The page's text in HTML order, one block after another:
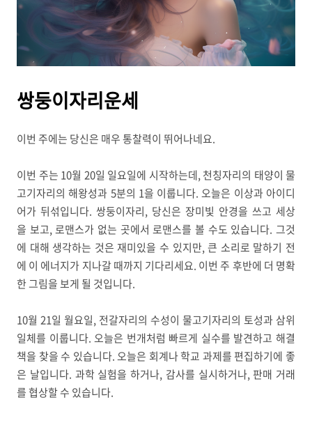
쌍둥이자리운세
이번 주에는 당신은 매우 통찰력이 뛰어나네요.
이번 주는 10월 20일 일요일에 시작하는데, 천칭자리의 태양이 물
고기자리의 해왕성과 5분의 1을 이룹니다. 오늘은 이상과 아이디
어가 뒤섞입니다. 쌍둥이자리, 당신은 장미빛 안경을 쓰고 세상
을 보고, 로맨스가 없는 곳에서 로맨스를 볼 수도 있습니다. 그것
에 대해 생각하는 것은 재미있을 수 있지만, 큰 소리로 말하기 전
에 이 에너지가 지나갈 때까지 기다리세요. 이번 주 후반에 더 명확
한 그림을 보게 될 것입니다.
10월 21일 월요일, 전갈자리의 수성이 물고기자리의 토성과 삼위
일체를 이룹니다. 오늘은 번개처럼 빠르게 실수를 발견하고 해결
책을 찾을 수 있습니다. 오늘은 회계나 학교 과제를 편집하기에 좋
은 날입니다. 과학 실험을 하거나, 감사를 실시하거나, 판매 거래
를 협상할 수 있습니다.